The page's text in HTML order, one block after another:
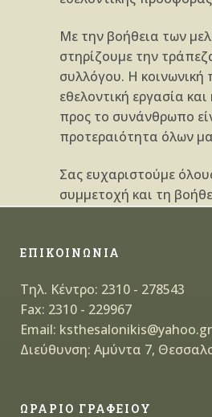
Με την βοήθεια των
στηρίζουμε την
συλλόγου. Η
εθελοντική εργασία
προς το συνάνθρωπο
προτεραιότητα όλων
Σας ευχαριστούμε
συμμετοχή και τη
ΕΠΙΚΟΙΝΩΝΙΑ
Τηλ. Κέντρο: 2310 - 278543
Fax: 2310 - 229967
Email: ksthesalonikis@yahoo.gr
Διεύθυνση: Αμύντα 7,
ΩΡΑΡΙΟ ΓΡΑΦΕΙΟΥ